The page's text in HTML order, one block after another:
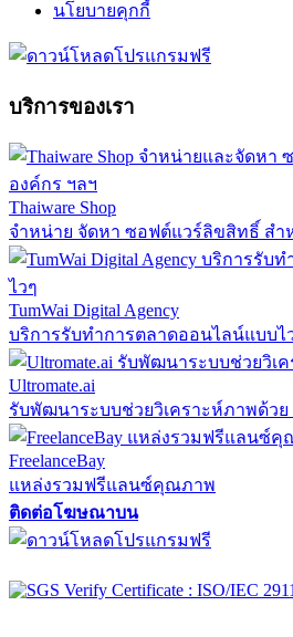
นโยบายคุกกี้
บริการของเรา
Thaiware Shop
จำหน่าย จัดหา ซอฟต์แวร์ลิขสิทธิ์ สำ
TumWai Digital Agency
บริการรับทำการตลาดออนไลน์แบบไ
Ultromate.ai
รับพัฒนาระบบช่วยวิเคราะห์ภาพด้วย
FreelanceBay
แหล่งรวมฟรีแลนซ์คุณภาพ
ติดต่อโฆษณาบน